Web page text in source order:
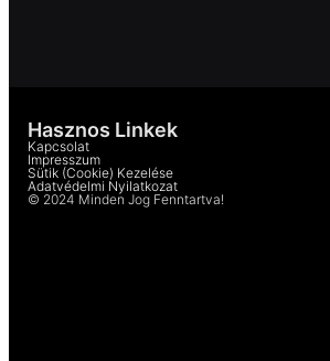
Hasznos Linkek
Kapcsolat
Impresszum
Sütik (cookie) Kezelése
Adatvédelmi Nyilatkozat
© 2024 Minden Jog Fenntartva!